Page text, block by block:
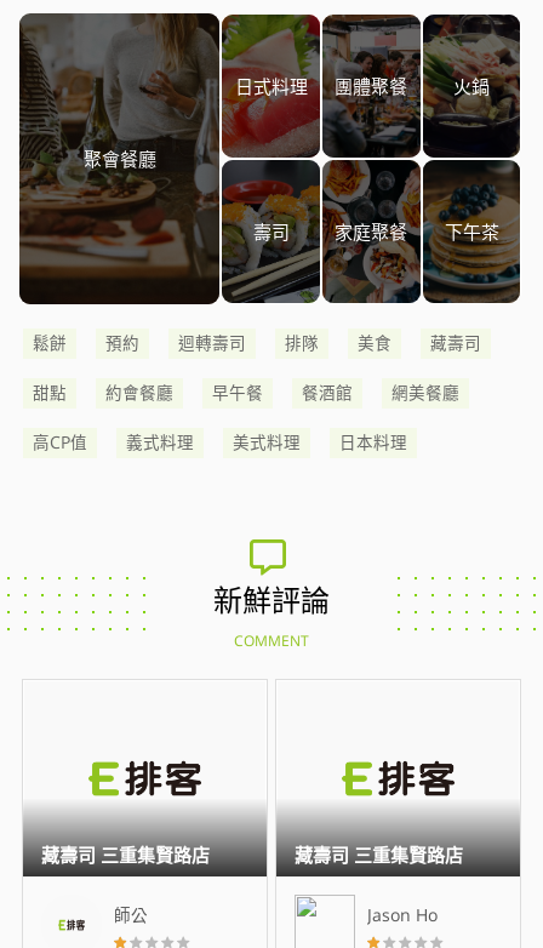
聚會餐廳
日式料理 團體聚餐 火鍋
壽司 家庭聚餐 下午茶
鬆餅 預約 迴轉壽司 排隊 美食 藏壽司
甜點 約會餐廳 早午餐 餐酒館 網美餐廳
高CP值 義式料理 美式料理 日本料理
新鮮評論
COMMENT
師公
藏壽司 三重集賢路店
Jason Ho
藏壽司 三重集賢路店